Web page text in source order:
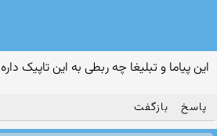
این پیاما و تبلیغا چه ربطی به این تاپیک داره
پاسخ بازگفت